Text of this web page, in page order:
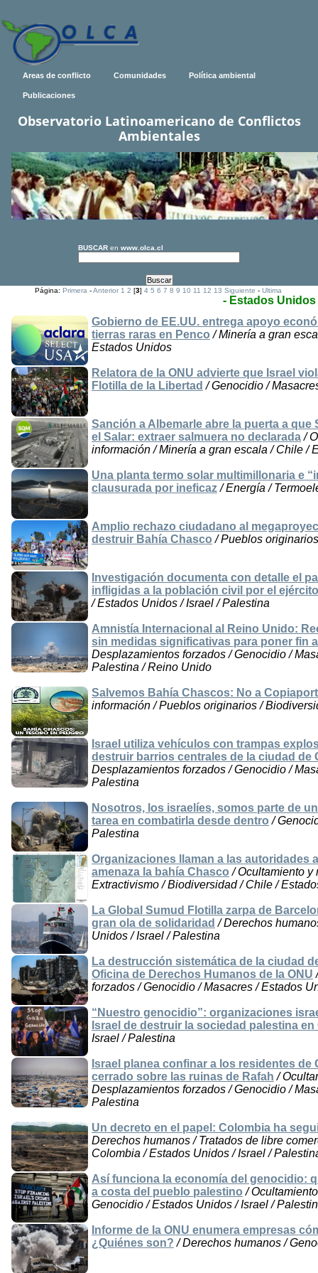
Areas de conflicto Comunidades Política ambiental
Publicaciones
Observatorio Latinoamericano de Conflictos
Ambientales
BUSCAR en www.olca.cl
Página:Primera -Anterior 1 2 [3]4 5 6 7 8 9 10 11 12 13 Siguiente -Ultima
- Estados Unidos
Gobierno de EE.UU. entrega apoyo
tierras raras en Penco / Minería a gran
Estados Unidos
Relatora de la ONU advierte que Israel
Flotilla de la Libertad / Genocidio /
Sanción a Albemarle abre la puerta a
el Salar: extraer salmuera no declarada/
información / Minería a gran escala / Chile /
Una planta termo solar multimillonaria e
clausurada por ineficaz/ Energía /
Amplio rechazo ciudadano al
destruir Bahía Chasco / Pueblos
Investigación documenta con detalle el
infligidas a la población civil por el
/ Estados Unidos / Israel / Palestina
Amnistía Internacional al Reino Unido:
sin medidas significativas para poner fin
Desplazamientos forzados / Genocidio /
Palestina / Reino Unido
Salvemos Bahía Chascos: No a
información / Pueblos originarios /
Israel utiliza vehículos con trampas
destruir barrios centrales de la ciudad de
Desplazamientos forzados / Genocidio /
Palestina
Nosotros, los israelíes, somos parte de
tarea en combatirla desde dentro /
Palestina
Organizaciones llaman a las autoridades
amenaza la bahía Chasco / Ocultamiento y
Extractivismo / Biodiversidad / Chile /
La Global Sumud Flotilla zarpa de
gran ola de solidaridad / Derechos
Unidos / Israel / Palestina
La destrucción sistemática de la ciudad
Oficina de Derechos Humanos de la ONU
forzados / Genocidio / Masacres / Estados
“Nuestro genocidio”: organizaciones
Israel de destruir la sociedad palestina en
Israel / Palestina
Israel planea confinar a los residentes
cerrado sobre las ruinas de Rafah /
Desplazamientos forzados / Genocidio /
Palestina
Un decreto en el papel: Colombia ha
Derechos humanos / Tratados de libre
Colombia / Estados Unidos / Israel /
Así funciona la economía del genocidio:
a costa del pueblo palestino /
Genocidio / Estados Unidos / Israel /
Informe de la ONU enumera empresas
¿Quiénes son? / Derechos humanos /